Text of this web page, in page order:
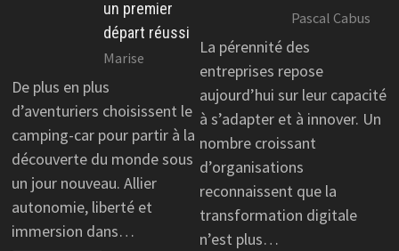
un premier
départ réussi
Marise
De plus en plus
d’aventuriers choisissent le
camping-car pour partir à la
découverte du monde sous
un jour nouveau. Allier
autonomie, liberté et
immersion dans…
Pascal Cabus
La pérennité des
entreprises repose
aujourd’hui sur leur capacité
à s’adapter et à innover. Un
nombre croissant
d’organisations
reconnaissent que la
transformation digitale
n’est plus…